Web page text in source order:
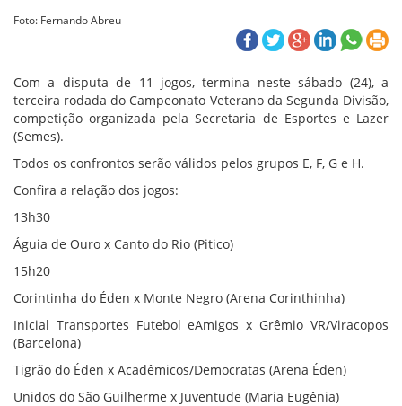
Foto: Fernando Abreu
Com a disputa de 11 jogos, termina neste sábado (24), a
terceira rodada do Campeonato Veterano da Segunda Divisão,
competição organizada pela Secretaria de Esportes e Lazer
(Semes).
Todos os confrontos serão válidos pelos grupos E, F, G e H.
Confira a relação dos jogos:
13h30
Águia de Ouro x Canto do Rio (Pitico)
15h20
Corintinha do Éden x Monte Negro (Arena Corinthinha)
Inicial Transportes Futebol eAmigos x Grêmio VR/Viracopos
(Barcelona)
Tigrão do Éden x Acadêmicos/Democratas (Arena Éden)
Unidos do São Guilherme x Juventude (Maria Eugênia)